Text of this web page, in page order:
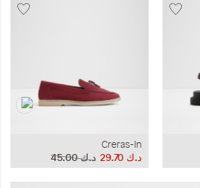
Creras-In
د.ك‏ 45.00
د.ك‏ 29.70